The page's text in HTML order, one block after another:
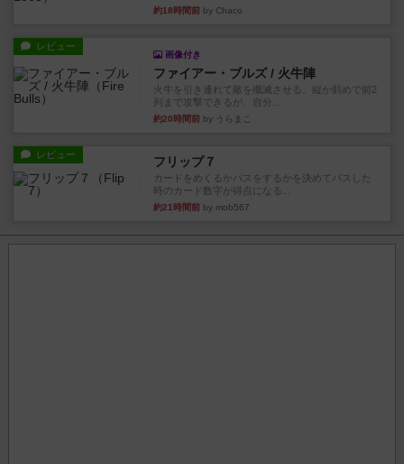
約18時間前 by Chaco
レビュー
画像付き
ファイアー・ブルズ / 火牛陣
火牛を引き連れて敵を殲滅させる。縦か斜めで前2
列まで攻撃できるが、自分...
約20時間前 by うらまこ
レビュー フリップ７
カードをめくるかパスをするかを決めてパスした
時のカード数字が得点になる...
約21時間前 by mob567